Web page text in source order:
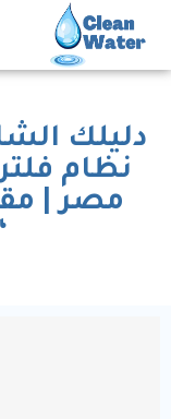
نظام
مصر |